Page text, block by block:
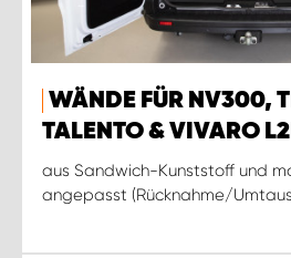
WÄNDE FÜR NV300,
TALENTO & VIVARO
aus Sandwich-Kunststoff und
angepasst (Rücknahme/